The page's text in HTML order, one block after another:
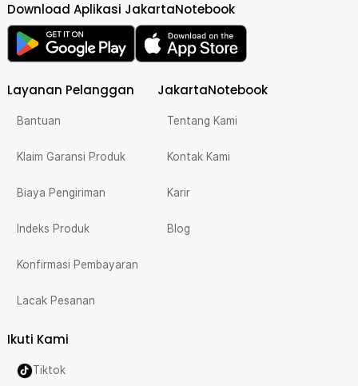
Download Aplikasi JakartaNotebook
Layanan Pelanggan
Bantuan
Klaim Garansi Produk
Biaya Pengiriman
Indeks Produk
Konfirmasi Pembayaran
Lacak Pesanan
JakartaNotebook
Tentang Kami
Kontak Kami
Karir
Blog
Ikuti Kami
Tiktok